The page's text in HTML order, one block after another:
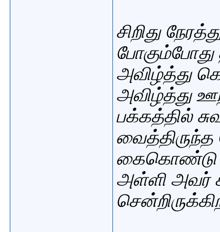
சிறிது
அவிழ்த்து
அவிழ்த்து
பக்கத்தில்
கைகொண்டு
அள்ளி அவர்